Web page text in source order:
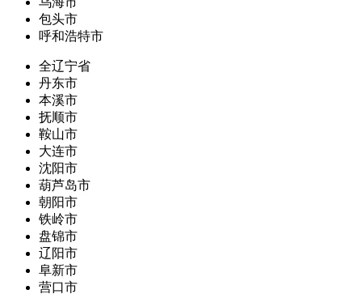
包头市
呼和浩特市
全辽宁省
丹东市
本溪市
抚顺市
鞍山市
大连市
沈阳市
葫芦岛市
朝阳市
铁岭市
盘锦市
辽阳市
阜新市
营口市